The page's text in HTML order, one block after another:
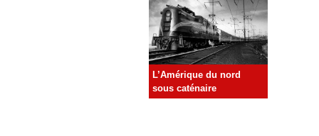
L’Amérique du nord
sous caténaire